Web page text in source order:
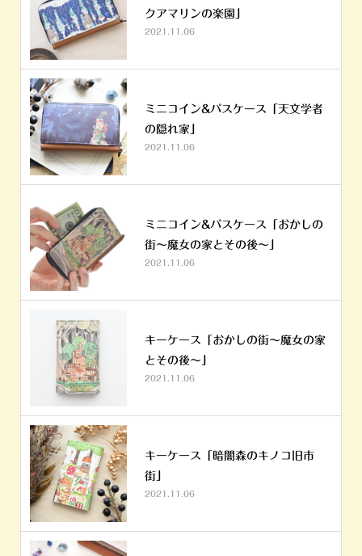
クアマリンの楽園」
2021.11.06
ミニコイン&パスケース「天文学者
の隠れ家」
2021.11.06
ミニコイン&パスケース「おかしの
街～魔女の家とその後～」
2021.11.06
キーケース「おかしの街～魔女の家
とその後～」
2021.11.06
キーケース「暗闇森のキノコ旧市
街」
2021.11.06